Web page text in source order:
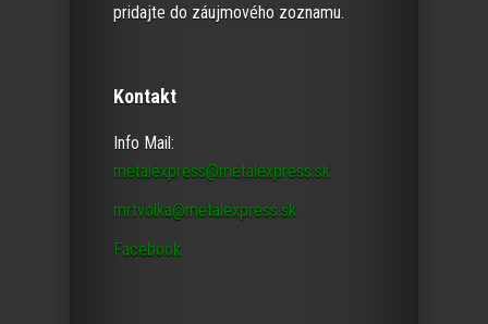
pridajte do záujmového zoznamu.
Kontakt
Info Mail:
metalexpress@metalexpress.sk
mrtvolka@metalexpress.sk
Facebook